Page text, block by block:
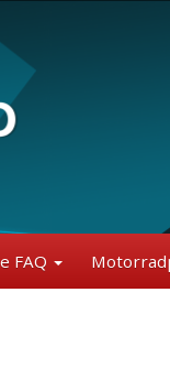
FAQ